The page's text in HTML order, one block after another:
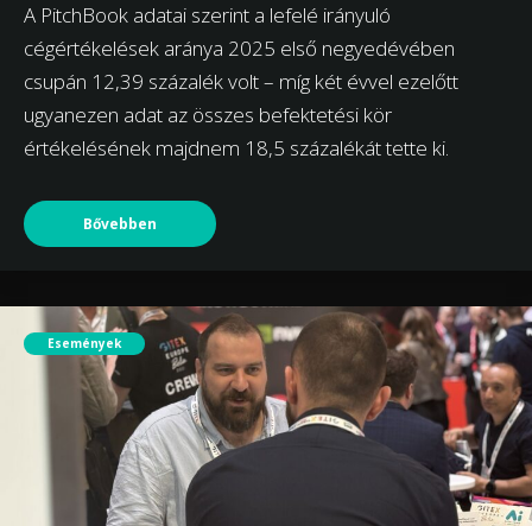
A PitchBook adatai szerint a lefelé irányuló
cégértékelések aránya 2025 első negyedévében
csupán 12,39 százalék volt – míg két évvel ezelőtt
ugyanezen adat az összes befektetési kör
értékelésének majdnem 18,5 százalékát tette ki.
Bővebben
Események